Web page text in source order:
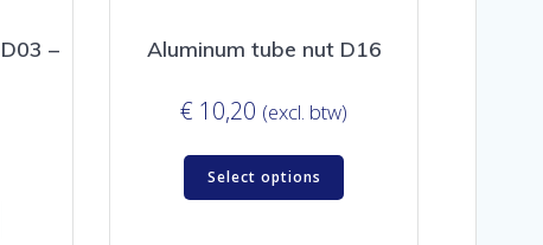
–
Aluminum tube nut D16
€ 10,20 (excl. btw)
Select options